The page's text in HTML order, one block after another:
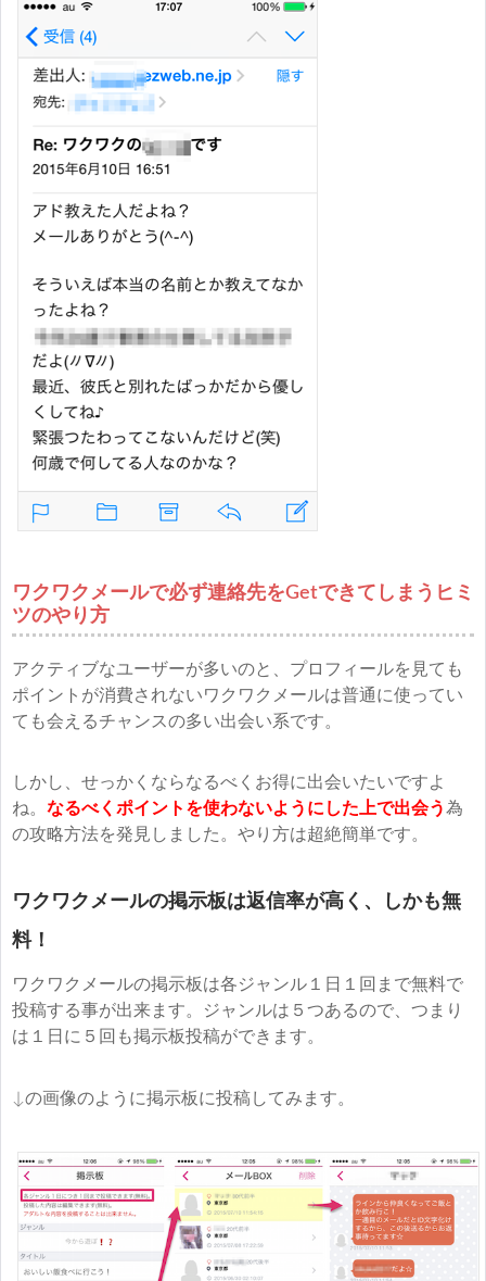
ワクワクメールで必ず連絡先をGetできてしまうヒミ
ツのやり方
アクティブなユーザーが多いのと、プロフィールを見ても
ポイントが消費されないワクワクメールは普通に使ってい
ても会えるチャンスの多い出会い系です。
しかし、せっかくならなるべくお得に出会いたいですよ
ね。 なるべくポイントを使わないようにした上で出会う為
の攻略方法を発見しました。やり方は超絶簡単です。
ワクワクメールの掲示板は返信率が高く、しかも無
料！
ワクワクメールの掲示板は各ジャンル１日１回まで無料で
投稿する事が出来ます。ジャンルは５つあるので、つまり
は１日に５回も掲示板投稿ができます。
↓の画像のように掲示板に投稿してみます。